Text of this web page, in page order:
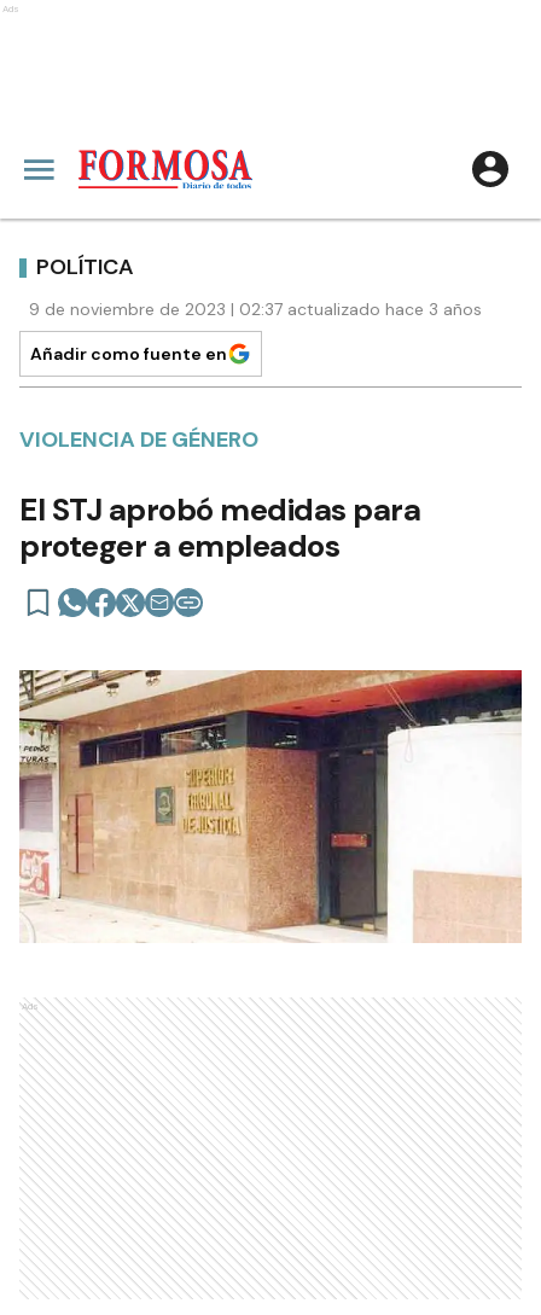
Ads
POLÍTICA
9 de noviembre de 2023 | 02:37 actualizado hace 3 años
Añadir como fuente en
VIOLENCIA DE GÉNERO
El STJ aprobó medidas para
proteger a empleados
Ads